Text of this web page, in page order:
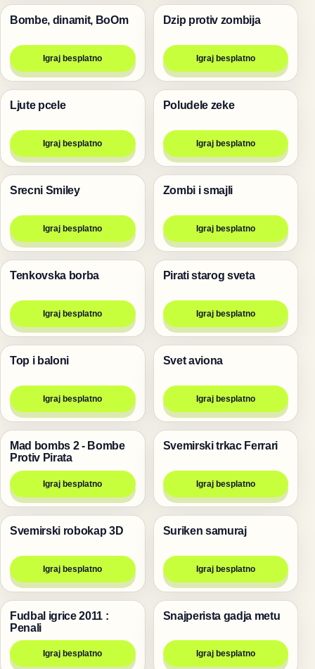
Pucanje
Bombe, dinamit, BoOm
Igraj besplatno
Pucanje
Dzip protiv zombija
Igraj besplatno
Pucanje
Ljute pcele
Igraj besplatno
Pucanje
Poludele zeke
Igraj besplatno
Igre
Srecni Smiley
Igraj besplatno
Pucanje
Zombi i smajli
Igraj besplatno
Igre za dvoje
Tenkovska borba
Igraj besplatno
Pucanje
Pirati starog sveta
Igraj besplatno
Pucanje
Top i baloni
Igraj besplatno
Igre za dvoje
Svet aviona
Igraj besplatno
Igre
Mad bombs 2 - Bombe
Protiv Pirata
Igraj besplatno
Trke
Svemirski trkac Ferrari
Igraj besplatno
Pucanje
Svemirski robokap 3D
Igraj besplatno
Pucanje
Suriken samuraj
Igraj besplatno
Igre
Fudbal igrice 2011 :
Penali
Igraj besplatno
Pucanje
Snajperista gadja metu
Igraj besplatno